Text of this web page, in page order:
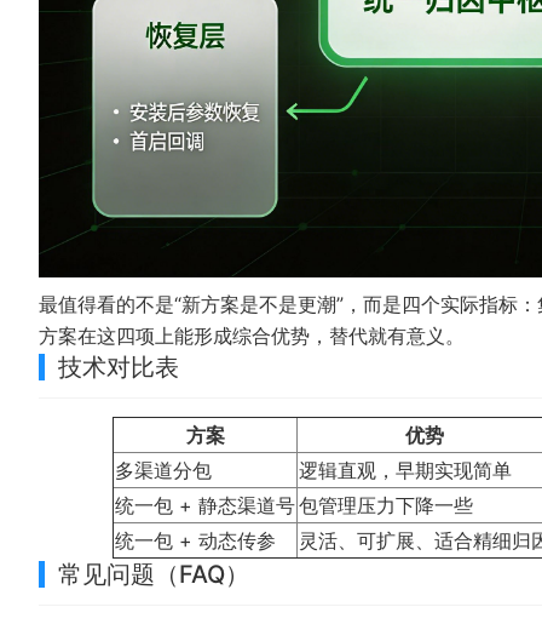
最值得看的不是“新方案是不是更潮”，而是四个实际指标
方案在这四项上能形成综合优势，替代就有意义。
技术对比表
方案
优势
多渠道分包
逻辑直观，早期实现简单
统一包 + 静态渠道号包管理压力下降一些
统一包 + 动态传参
灵活、可扩展、适合精细归
常见问题（FAQ）